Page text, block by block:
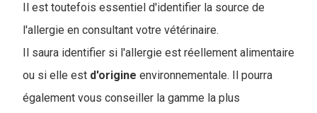
Il est toutefois essentiel d'identifier la source de
l'allergie en consultant votre vétérinaire.
Il saura identifier si l'allergie est réellement alimentaire
ou si elle est d'origine environnementale. Il pourra
également vous conseiller la gamme la plus